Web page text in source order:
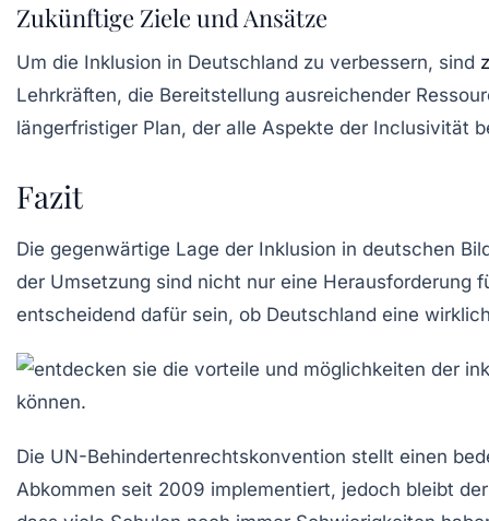
Zukünftige Ziele und Ansätze
Um die Inklusion in Deutschland zu verbessern, sind
Lehrkräften, die Bereitstellung ausreichender
längerfristiger Plan, der alle Aspekte der Inclusivität
Fazit
Die gegenwärtige Lage der Inklusion in deutschen
der Umsetzung sind nicht nur eine Herausforderung
entscheidend dafür sein, ob Deutschland eine
Die UN-Behindertenrechtskonvention stellt einen
Abkommen seit 2009 implementiert, jedoch bleibt